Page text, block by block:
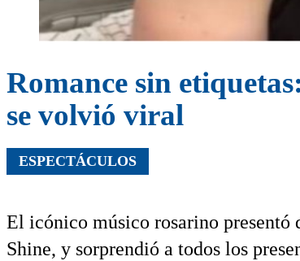
Romance sin
se volvió viral
ESPECTÁCULOS
El icónico músico rosarino
Shine, y sorprendió a todos los